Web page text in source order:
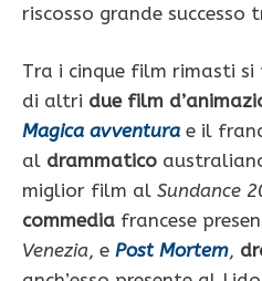
riscosso grande successo
Tra i cinque film rimasti
di altri due film
Magica avventura e il
al drammatico
miglior film al Sundance
commedia francese
Venezia, e Post Mortem,